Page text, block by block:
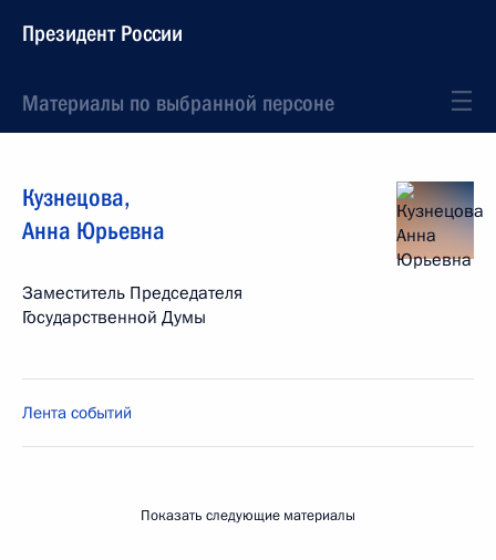
Президент России
Материалы по выбранной персоне
Кузнецова,
Анна Юрьевна
Заместитель Председателя
Государственной Думы
Лента событий
Показать следующие материалы